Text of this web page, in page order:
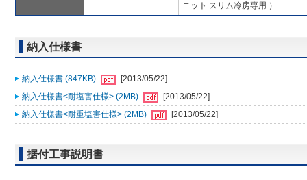
ニット スリム冷房専用 ）
納入仕様書
納入仕様書 (847KB)
[2013/05/22]
納入仕様書<耐塩害仕様> (2MB)
[2013/05/22]
納入仕様書<耐重塩害仕様> (2MB)
[2013/05/22]
据付工事説明書